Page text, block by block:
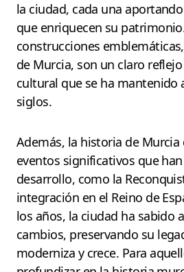
la ciudad, cada una
que enriquecen su
construcciones
de Murcia, son un claro
cultural que se ha mantenido
siglos.
Además, la historia de Murcia
eventos significativos que
desarrollo, como la
integración en el Reino de
los años, la ciudad ha sabido
cambios, preservando su
moderniza y crece. Para